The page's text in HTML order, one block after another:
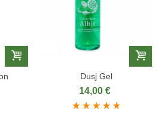
Dusj Gel
14,00 €